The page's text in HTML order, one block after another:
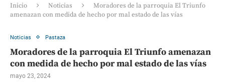
Inicio Noticias
Moradores de la parroquia El Triunfo
amenazan con medida de hecho por mal estado de las vías
Noticias Pastaza
Moradores de la parroquia El Triunfo amenazan
con medida de hecho por mal estado de las vías
mayo 23, 2024